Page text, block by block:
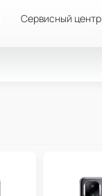
Сервисный центр